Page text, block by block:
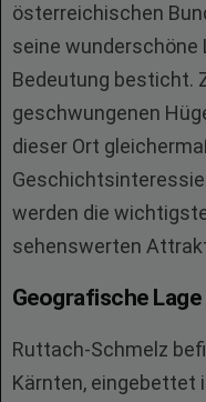
österreichischen
seine
Bedeutung besticht.
geschwungenen
dieser Ort
werden die
sehenswerten
Geografische
Ruttach-Schmelz
Kärnten, eingebettet